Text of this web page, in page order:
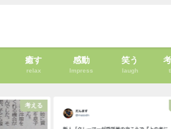
癒す
relax
感動
Impress
笑う
laugh
考える